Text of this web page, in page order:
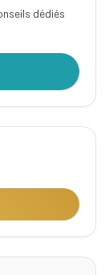
dédiés